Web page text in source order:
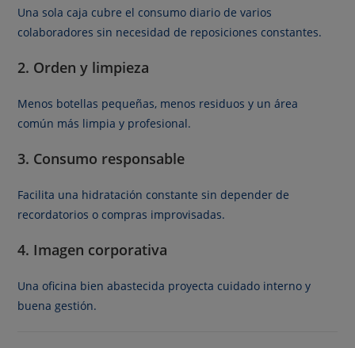
Una sola caja cubre el consumo diario de varios
colaboradores sin necesidad de reposiciones constantes.
2. Orden y limpieza
Menos botellas pequeñas, menos residuos y un área
común más limpia y profesional.
3. Consumo responsable
Facilita una hidratación constante sin depender de
recordatorios o compras improvisadas.
4. Imagen corporativa
Una oficina bien abastecida proyecta cuidado interno y
buena gestión.